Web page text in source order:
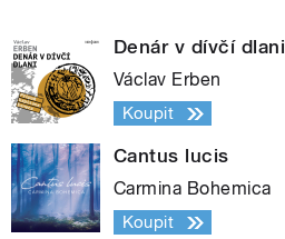
Denár v dívčí dlani
Václav Erben
Koupit
Cantus lucis
Carmina Bohemica
Koupit